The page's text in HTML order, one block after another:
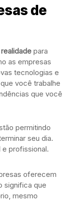
de
realidade para
as empresas
tecnologias e
você trabalhe
que você
permitindo
seu dia.
e profissional.
oferecem
significa que
mesmo